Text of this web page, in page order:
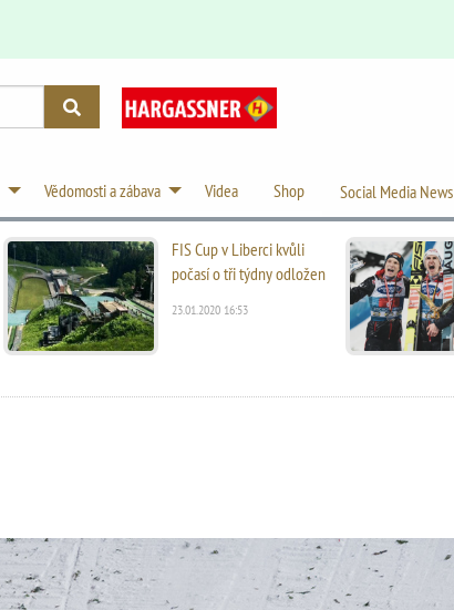
Vědomosti a zábava Videa Shop Social Media News
FIS Cup v Liberci kvůli
počasí o tři týdny odložen
23.01.2020 16:53